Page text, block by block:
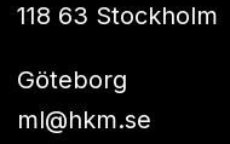
118 63 Stockholm
Göteborg
ml@hkm.se